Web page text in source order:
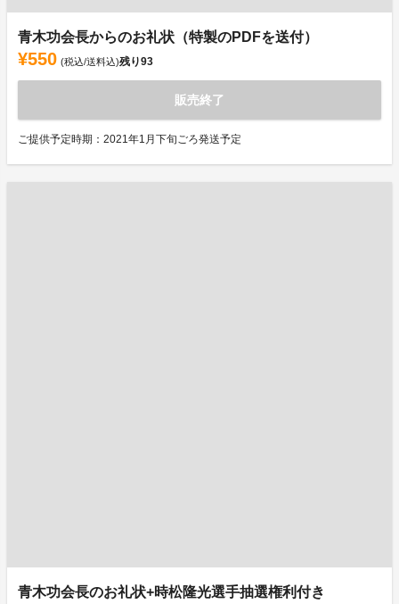
青木功会長からのお礼状（特製のPDFを送付）
¥550 (税込/送料込)残り93
販売終了
ご提供予定時期：2021年1月下旬ごろ発送予定
青木功会長のお礼状+時松隆光選手抽選権利付き